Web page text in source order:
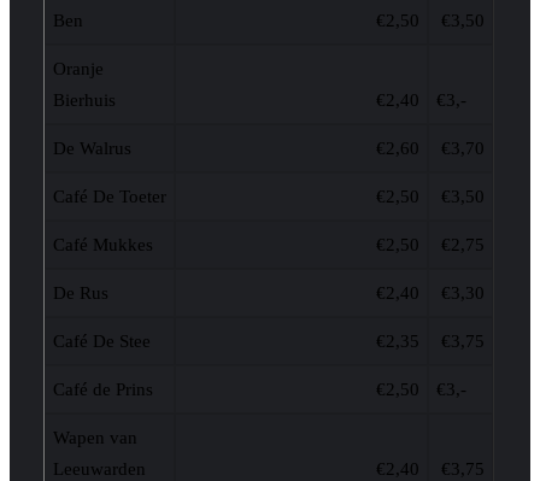
Ben €2,50 €3,50
Oranje
Bierhuis
€2,40 €3,-
De Walrus €2,60 €3,70
Café De Toeter €2,50 €3,50
Café Mukkes €2,50 €2,75
De Rus €2,40 €3,30
Café De Stee €2,35 €3,75
Café de Prins €2,50 €3,-
Wapen van
Leeuwarden
€2,40 €3,75